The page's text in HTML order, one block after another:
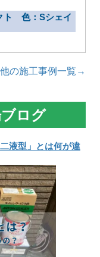
ト 色：Sシェイ
の施工事例一覧→
ログ
液型」とは何が違